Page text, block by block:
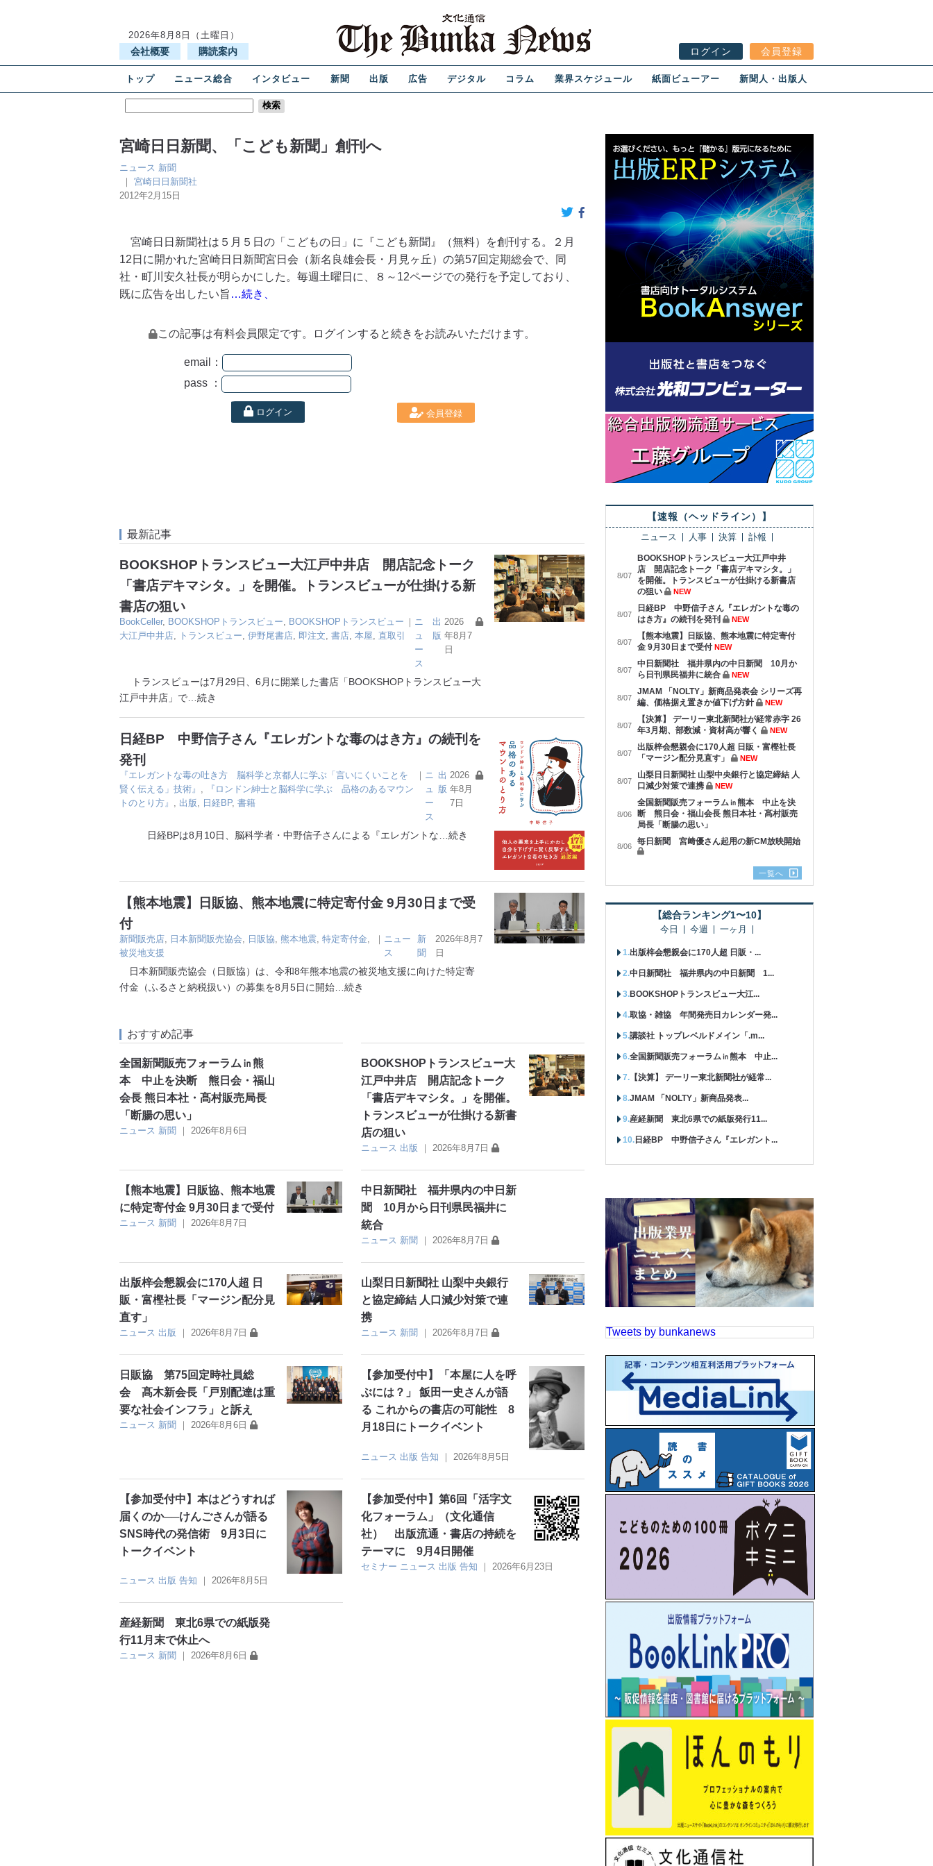
2026年8月8日（土曜日）
会社概要 購読案内 ログイン 会員登録
トップ ニュース総合 インタビュー 新聞 出版 広告 デジタル コラム 業界スケジュール 紙面ビューアー 新聞人・出版人
宮崎日日新聞、「こども新聞」創刊へ
ニュース 新聞
｜ 宮崎日日新聞社
2012年2月15日
宮崎日日新聞社は５月５日の「こどもの日」に『こども新聞』（無料）を創刊する。２月
12日に開かれた宮崎日日新聞宮日会（新名良雄会長・月見ヶ丘）の第57回定期総会で、同
社・町川安久社長が明らかにした。毎週土曜日に、８～12ページでの発行を予定しており、
既に広告を出したい旨 …続き、
この記事は有料会員限定です。ログインすると続きをお読みいただけます。
email：
pass ：
ログイン 会員登録
最新記事
BOOKSHOPトランスビュー大江戸中井店 開店記念トーク
「書店デキマシタ。」を開催。トランスビューが仕掛ける新
書店の狙い
BookCeller, BOOKSHOPトランスビュー
BOOKSHOPトランスビュー
大江戸中井店
トランスビュー 伊野尾書店 即注文 書店 本屋 直取引
｜ ニ
ュ
ー
ス
出
版
2026
年8月7
日
トランスビューは7月29日、6月に開業した書店「BOOKSHOPトランスビュー大
江戸中井店」で …続き
日経BP 中野信子さん『エレガントな毒のはき方』の続刊を
発刊
『エレガントな毒の吐き方 脳科学と京都人に学ぶ「言いにくいことを
賢く伝える」技術』
『ロンドン紳士と脳科学に学ぶ 品格のあるマウン
トのとり方』
出版 日経BP, 書籍
｜ ニ
ュ
ー
ス
出
版
2026
年8月
7日
日経BPは8月10日、脳科学者・中野信子さんによる『エレガントな …続き
【熊本地震】日販協、熊本地震に特定寄付金 9月30日まで受
付
新聞販売店, 日本新聞販売協会, 日販協, 熊本地震, 特定寄付金,
被災地支援
｜ ニュー
ス
新
聞
2026年8月7
日
日本新聞販売協会（日販協）は、令和8年熊本地震の被災地支援に向けた特定寄
付金（ふるさと納税扱い）の募集を8月5日に開始 …続き
おすすめ記事
全国新聞販売フォーラム㏌熊
本 中止を決断 熊日会・福山
会長 熊日本社・髙村販売局長
「断腸の思い」
ニュース 新聞 ｜ 2026年8月6日
BOOKSHOPトランスビュー大
江戸中井店 開店記念トーク
「書店デキマシタ。」を開催。
トランスビューが仕掛ける新書
店の狙い
ニュース 出版 ｜2026年8月7日
【熊本地震】日販協、熊本地震
に特定寄付金 9月30日まで受付
ニュース 新聞 ｜ 2026年8月7日
中日新聞社 福井県内の中日新
聞 10月から日刊県民福井に
統合
ニュース 新聞 ｜2026年8月7日
出版梓会懇親会に170人超 日
販・富樫社長「マージン配分見
直す」
ニュース 出版 ｜ 2026年8月7日
山梨日日新聞社 山梨中央銀行
と協定締結 人口減少対策で連
携
ニュース 新聞 ｜2026年8月7日
日販協 第75回定時社員総
会 髙木新会長「戸別配達は重
要な社会インフラ」と訴え
ニュース 新聞 ｜ 2026年8月6日
【参加受付中】「本屋に人を呼
ぶには？」 飯田一史さんが語
る これからの書店の可能性 8
月18日にトークイベント
ニュース 出版 告知 ｜ 2026年8月5日
【参加受付中】本はどうすれば
届くのか──けんごさんが語る
SNS時代の発信術 9月3日に
トークイベント
ニュース 出版 告知 ｜ 2026年8月5日
【参加受付中】第6回「活字文
化フォーラム」（文化通信
社） 出版流通・書店の持続を
テーマに 9月4日開催
セミナー ニュース 出版 告知 ｜ 2026年6月23日
産経新聞 東北6県での紙版発
行11月末で休止へ
ニュース 新聞 ｜ 2026年8月6日
【速報（ヘッドライン）】
ニュース 人事 決算 訃報
8/07
BOOKSHOPトランスビュー大江戸中井
店 開店記念トーク「書店デキマシタ。」
を開催。トランスビューが仕掛ける新書店
の狙い
NEW
8/07
日経BP 中野信子さん『エレガントな毒の
はき方』の続刊を発刊
NEW
8/07
【熊本地震】日販協、熊本地震に特定寄付
金 9月30日まで受付 NEW
8/07
中日新聞社 福井県内の中日新聞 10月か
ら日刊県民福井に統合
NEW
8/07
JMAM 「NOLTY」新商品発表会 シリーズ再
編、価格据え置きか値下げ方針
NEW
8/07
【決算】 デーリー東北新聞社が経常赤字 26
年3月期、部数減・資材高が響く
NEW
8/07
出版梓会懇親会に170人超 日販・富樫社長
「マージン配分見直す」
NEW
8/07
山梨日日新聞社 山梨中央銀行と協定締結 人
口減少対策で連携
NEW
8/06
全国新聞販売フォーラム㏌熊本 中止を決
断 熊日会・福山会長 熊日本社・髙村販売
局長「断腸の思い」
8/06 毎日新聞 宮﨑優さん起用の新CM放映開始
一覧へ
【総合ランキング1〜10】
今日 今週 一ヶ月
出版梓会懇親会に170人超 日販・...
中日新聞社 福井県内の中日新聞 1...
BOOKSHOPトランスビュー大江...
取協・雑協 年間発売日カレンダー発...
講談社 トップレベルドメイン「.m...
全国新聞販売フォーラム㏌熊本 中止...
【決算】 デーリー東北新聞社が経常...
JMAM 「NOLTY」新商品発表...
産経新聞 東北6県での紙版発行11...
日経BP 中野信子さん『エレガント...
Tweets by bunkanews